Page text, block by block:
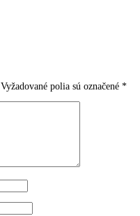
Vyžadované polia sú označené *